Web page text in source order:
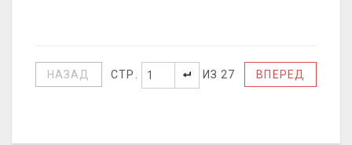
НАЗАД СТР. ИЗ 27 ВПЕРЕД